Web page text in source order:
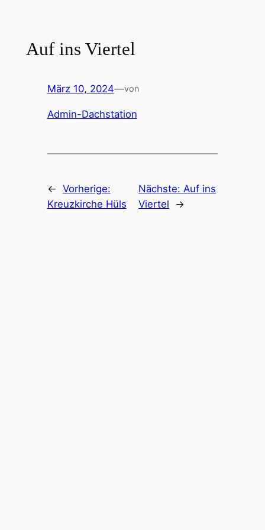
springenAuf ins Viertel
März 10, 2024—von
Admin-Dachstation
← Vorherige:
Kreuzkirche Hüls
Nächste: Auf ins
Viertel
→